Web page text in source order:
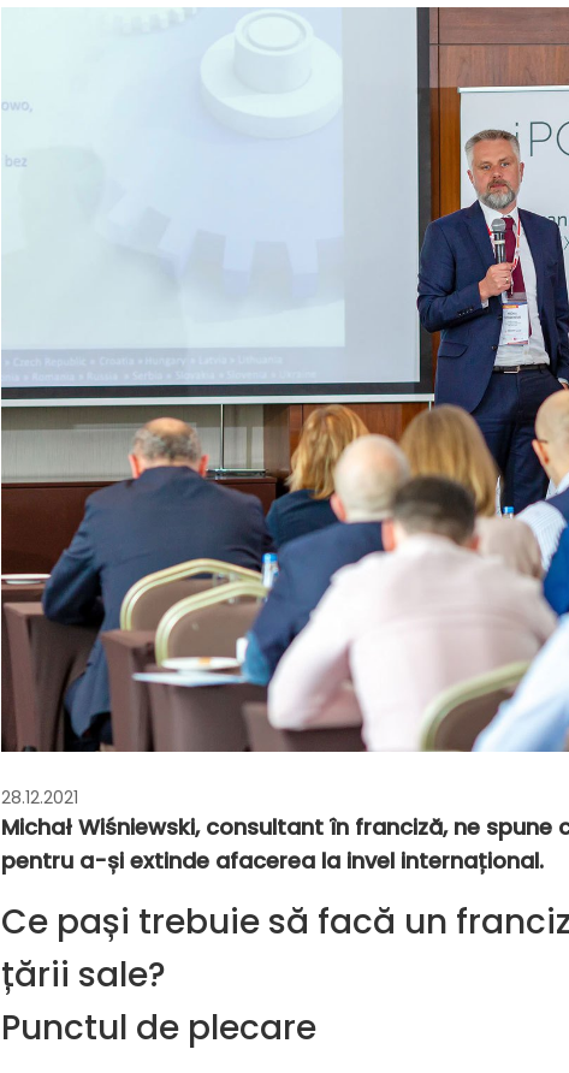
28.12.2021
Michał Wiśniewski, consultant în franciză, ne
pentru a-și extinde afacerea la invel internațional.
Ce pași trebuie să facă un
țării sale?
Punctul de plecare